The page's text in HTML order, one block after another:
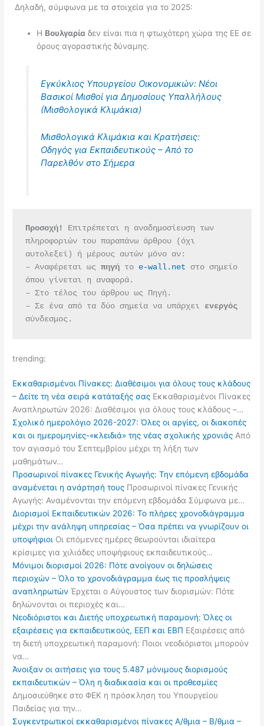
Δηλαδή, σύμφωνα με τα στοιχεία για το 2025:
Η Βουλγαρία δεν είναι πια η φτωχότερη χώρα της ΕΕ σε
όρους αγοραστικής δύναμης.
Εγκύκλιος Υπουργείου Οικονομικών: Νέοι
Βασικοί Μισθοί για Δημοσίους Υπαλλήλους
(Μισθολογικά Κλιμάκια)
Μισθολογικά Κλιμάκια και Κρατήσεις:
Οδηγός για Εκπαιδευτικούς – Από το
Παρελθόν στο Σήμερα
Προσοχή!
Επιτρέπεται η αναδημοσίευση των
πληροφοριών του παραπάνω άρθρου (όχι
αυτολεξεί) ή μέρους αυτών μόνο αν:
– Αναφέρεται ως πηγή το e-wall.net στο σημείο
όπου γίνεται η αναφορά.
– Στο τέλος του άρθρου ως Πηγή.
– Σε ένα από τα δύο σημεία να υπάρχει
σύνδεσμος.
trending:
Εκκαθαρισμένοι Πίνακες: Διαθέσιμοι για όλους τους κλάδους
– Δείτε τη νέα σειρά κατάταξής σας Εκκαθαρισμένοι Πίνακες
Αναπληρωτών 2026: Διαθέσιμοι για όλους τους κλάδους –…
Σχολικό ημερολόγιο 2026-2027: Όλες οι αργίες, οι διακοπές
και οι ημερομηνίες-«κλειδιά» της νέας σχολικής χρονιάς Από
τον αγιασμό του Σεπτεμβρίου μέχρι τη λήξη των
μαθημάτων…
Προσωρινοί πίνακες Γενικής Αγωγής: Την επόμενη εβδομάδα
αναμένεται η ανάρτησή τους Προσωρινοί πίνακες Γενικής
Αγωγής: Αναμένονται την επόμενη εβδομάδα Σύμφωνα με…
Διορισμοί Εκπαιδευτικών 2026: Το πλήρες χρονοδιάγραμμα
μέχρι την ανάληψη υπηρεσίας – Όσα πρέπει να γνωρίζουν οι
υποψήφιοι Οι επόμενες ημέρες θεωρούνται ιδιαίτερα
κρίσιμες για χιλιάδες υποψήφιους εκπαιδευτικούς…
Μόνιμοι διορισμοί 2026: Πότε ανοίγουν οι δηλώσεις
περιοχών – Όλο το χρονοδιάγραμμα έως τις προσλήψεις
αναπληρωτών Έρχεται ο Αύγουστος των διορισμών: Πότε
δηλώνονται οι περιοχές και…
Νεοδιόριστοι και Διετής υποχρεωτική παραμονή: Όλες οι
εξαιρέσεις για εκπαιδευτικούς, ΕΕΠ και ΕΒΠ Εξαιρέσεις από
τη διετή υποχρεωτική παραμονή: Ποιοι νεοδιόριστοι μπορούν
να…
Άνοιξαν οι αιτήσεις για τους 5.487 μόνιμους διορισμούς
εκπαιδευτικών – Όλη η διαδικασία και οι προθεσμίες
Δημοσιεύθηκε στο ΦΕΚ η πρόσκληση του Υπουργείου
Παιδείας για την…
Συγκεντρωτικοί εκκαθαρισμένοι πίνακες Α/θμια – Β/θμια –